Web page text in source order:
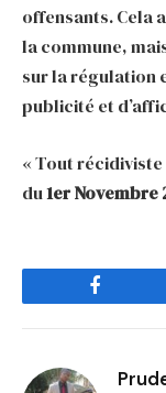
offensants. Cela
la commune,
sur la régulation
publicité et
« Tout
du1er Novembre